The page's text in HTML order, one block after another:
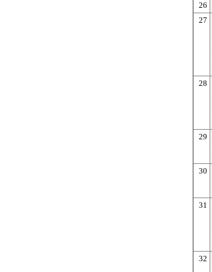
26
27
28
29
30
31
32